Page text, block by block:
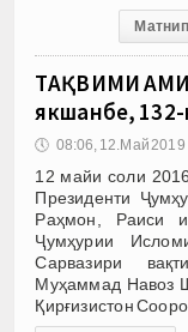
Матни
ТАҚВИМИ
якшанбе, 132-
🕔 08:06, 12.Май 2019
12 майи соли
Президенти
Раҳмон, Раиси
Ҷумҳурии
Сарвазири
Муҳаммад Навоз
Қирғизистон